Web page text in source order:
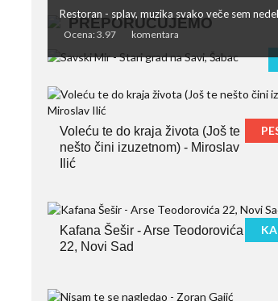
PREPORUČUJEMO
Restoran - splav, muzika svako veče sem
Ocena: 3.97 komentara
Voleću te do kraja života (Još te
nešto čini izuzetnom) - Miroslav
Ilić
Kafana Šešir - Arse Teodorovića
22, Novi Sad